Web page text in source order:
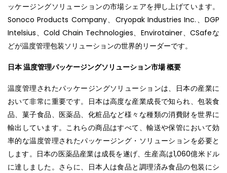
ッケージングソリューションの市場シェアを押し上げています。
Sonoco Products Company、Cryopak Industries Inc.、DGP
Intelsius、Cold Chain Technologies、Envirotainer、CSafeな
どが温度管理包装ソリューションの世界的リーダーです。
日本 温度管理パッケージングソリューション市場 概要
温度管理されたパッケージングソリューションは、日本の産業に
おいて非常に重要です。日本は高度な産業成長で知られ、包装食
品、菓子食品、医薬品、化粧品など様々な種類の消費財を世界に
輸出しています。これらの商品はすべて、輸送や保管において効
率的な温度管理されたパッケージング・ソリューションを必要と
します。日本の医薬品産業は成長を遂げ、生産高は1,060億米ドル
に達しました。さらに、日本人は食品と調理済み食品の包装にシ